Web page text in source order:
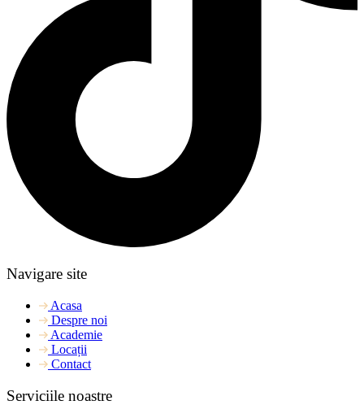
Navigare site
Acasa
Despre noi
Academie
Locații
Contact
Serviciile noastre